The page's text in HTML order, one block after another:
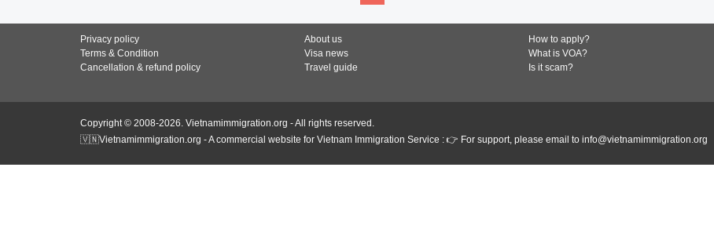
Privacy policy
Terms & Condition
Cancellation & refund policy
About us
Visa news
Travel guide
How to apply?
What is VOA?
Is it scam?
Copyright © 2008-2026. Vietnamimmigration.org - All rights reserved.
🇻🇳Vietnamimmigration.org - A commercial website for Vietnam Immigration Service : 👉 For support, please email to info@vietnamimmigration.org